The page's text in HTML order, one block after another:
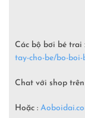
Các bộ bơi bé trai
tay-cho-be/bo-boi-
Chat với shop
Hoặc :